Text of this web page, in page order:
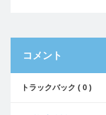
コメント
トラックバック ( 0 )